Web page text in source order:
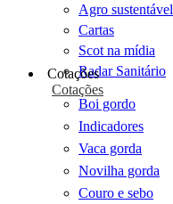
Agro sustentável
Cartas
Scot na mídia
Radar Sanitário
Cotações
Cotações
Boi gordo
Indicadores
Vaca gorda
Novilha gorda
Couro e sebo